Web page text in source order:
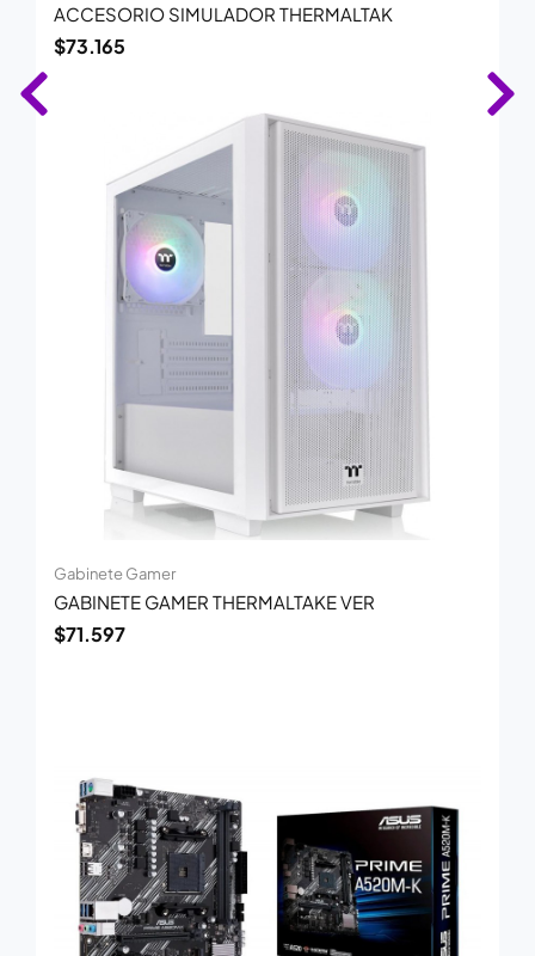
ACCESORIO SIMULADOR THERMALTAK
$73.165
Gabinete Gamer
GABINETE GAMER THERMALTAKE VER
$71.597